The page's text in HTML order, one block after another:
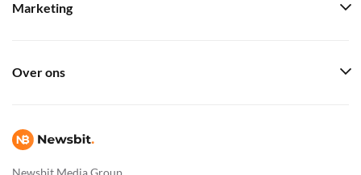
Newsbit Media Group
Marketing
Over ons